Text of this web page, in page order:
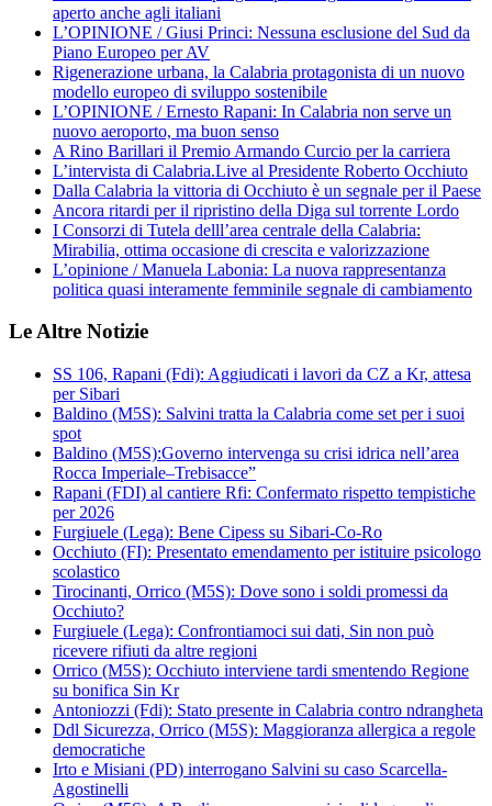
aperto anche agli italiani
L’OPINIONE / Giusi Princi: Nessuna esclusione del Sud da
Piano Europeo per AV
Rigenerazione urbana, la Calabria protagonista di un nuovo
modello europeo di sviluppo sostenibile
L’OPINIONE / Ernesto Rapani: In Calabria non serve un
nuovo aeroporto, ma buon senso
A Rino Barillari il Premio Armando Curcio per la carriera
L’intervista di Calabria.Live al Presidente Roberto Occhiuto
Dalla Calabria la vittoria di Occhiuto è un segnale per il Paese
Ancora ritardi per il ripristino della Diga sul torrente Lordo
I Consorzi di Tutela delll’area centrale della Calabria:
Mirabilia, ottima occasione di crescita e valorizzazione
L’opinione / Manuela Labonia: La nuova rappresentanza
politica quasi interamente femminile segnale di cambiamento
Le Altre Notizie
SS 106, Rapani (Fdi): Aggiudicati i lavori da CZ a Kr, attesa
per Sibari
Baldino (M5S): Salvini tratta la Calabria come set per i suoi
spot
Baldino (M5S):Governo intervenga su crisi idrica nell’area
Rocca Imperiale–Trebisacce”
Rapani (FDI) al cantiere Rfi: Confermato rispetto tempistiche
per 2026
Furgiuele (Lega): Bene Cipess su Sibari-Co-Ro
Occhiuto (FI): Presentato emendamento per istituire psicologo
scolastico
Tirocinanti, Orrico (M5S): Dove sono i soldi promessi da
Occhiuto?
Furgiuele (Lega): Confrontiamoci sui dati, Sin non può
ricevere rifiuti da altre regioni
Orrico (M5S): Occhiuto interviene tardi smentendo Regione
su bonifica Sin Kr
Antoniozzi (Fdi): Stato presente in Calabria contro ndrangheta
Ddl Sicurezza, Orrico (M5S): Maggioranza allergica a regole
democratiche
Irto e Misiani (PD) interrogano Salvini su caso Scarcella-
Agostinelli